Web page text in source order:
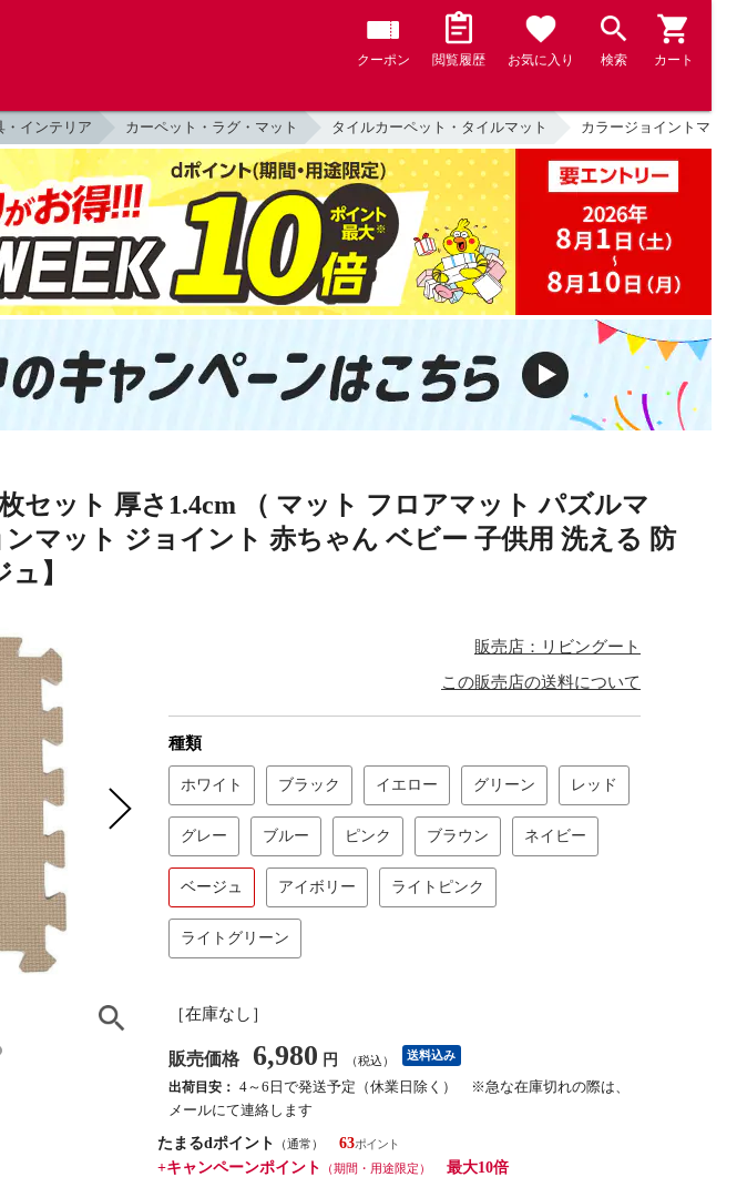
クーポン 閲覧履歴 お気に入り 検索 カート
・インテリア カーペット・ラグ・マット タイルカーペット・タイルマット カラージョイントマット
セット 厚さ1.4cm （ マット フロアマット パズルマ
マット ジョイント 赤ちゃん ベビー 子供用 洗える 防
】
販売店：リビングート
この販売店の送料について
種類
ホワイト ブラック イエロー グリーン レッド
グレー ブルー ピンク ブラウン ネイビー
ベージュ アイボリー ライトピンク
ライトグリーン
［在庫なし］
販売価格 6,980 円 （税込） 送料込み
出荷目安： 4～6日で発送予定（休業日除く） ※急な在庫切れの際は、
メールにて連絡します
たまるdポイント
（通常）
63
+キャンペーンポイント
（期間・用途限定）
最大10倍